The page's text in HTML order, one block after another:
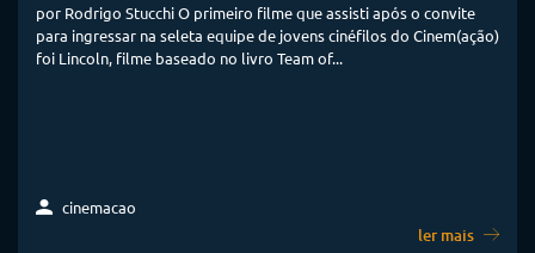
por Rodrigo Stucchi O primeiro filme que assisti após o convite
para ingressar na seleta equipe de jovens cinéfilos do Cinem(ação)
foi Lincoln, filme baseado no livro Team of...
cinemacao
ler mais